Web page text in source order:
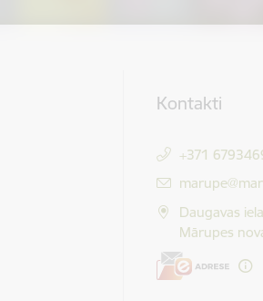
Kontakti
+371
E-pasts:
Daugavas
Mārupes